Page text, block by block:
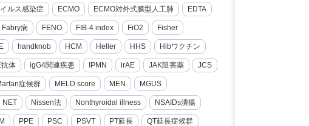
ルス感染症 ECMO ECMO対外式膜型人工肺 EDTA
Fabry病 FENO FIB-4 index FiO2 Fisher
handknob HCM Heller HHS Hibワクチン
抗体 igG4関連疾患 IPMN irAE JAK阻害薬 JCS
症候群 MELD score MEN MGUS
NET Nissen法 Nonthyroidal illness NSAIDs潰瘍
PPE PSC PSVT PT延長 QT延長症候群